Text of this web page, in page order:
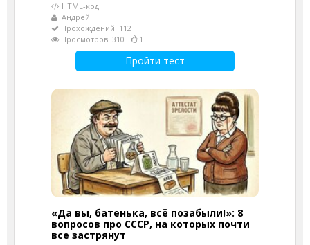
HTML-код
Андрей
Прохождений: 112
Просмотров: 310
1
Пройти тест
«Да вы, батенька, всё позабыли!»: 8
вопросов про СССР, на которых почти
все застрянут